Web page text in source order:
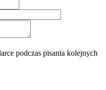
podczas pisania kolejnych